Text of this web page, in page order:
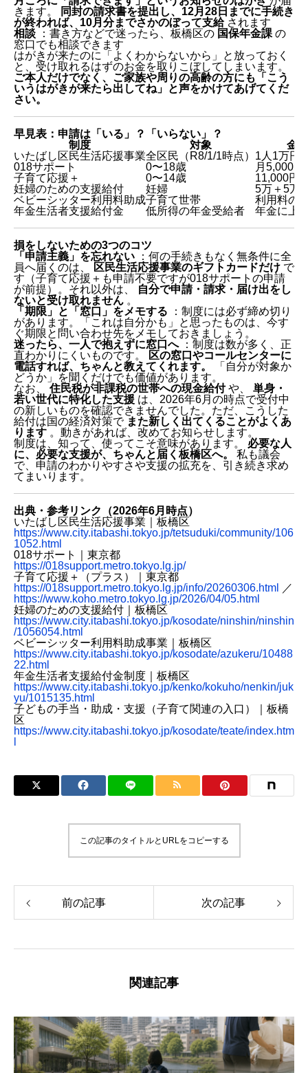
きます。
同封の請求書を提出し、12月28日までに手続き
が終われば、10月分までさかのぼって支給されます
相談 ：書き方などで迷ったら、板橋区の 国保年金課 の
窓口でも相談できます
はがきが来たのに「よくわからないから」と放っておく
と、受け取れるはずのお金を取りこぼしてしまいます。
ご本人だけでなく、ご家族や周りの高齢の方にも「こう
いうはがきが来たら出してね」と声をかけてあげてくだ
さい。
早見表：申請は「いる」？「いらない」？
制度
対象
金額
いたばし区民生活応援事業全区民（R8/1/1時点） 1人1万円
018サポート
0〜18歳
月5,000円
子育て応援＋
0〜14歳
11,000円
妊婦のための支援給付
妊婦
5万＋5万
ベビーシッター利用料助成子育て世帯
利用料の
年金生活者支援給付金
低所得の年金受給者 年金に上
損をしないための3つのコツ
「申請主義」を忘れない ：何の手続きもなく無条件に全
員へ届くのは、
区民生活応援事業のギフトカードだけ で
す（子育て応援＋も申請不要ですが018サポートの申請
が前提）。それ以外は、
自分で申請・請求・届け出をし
ないと受け取れません 。
「期限」と「窓口」をメモする ：制度には必ず締め切り
があります。「これは自分かも」と思ったものは、今す
ぐ期限と問い合わせ先をメモしておきましょう。
迷ったら、一人で抱えずに窓口へ：制度は数が多く、正
直わかりにくいものです。
区の窓口やコールセンターに
電話すれば、ちゃんと教えてくれます。
「自分が対象か
どうか」を聞くだけでも価値があります。
なお、 住民税が非課税の世帯への現金給付や、 単身・
若い世代に特化した支援 は、2026年6月の時点で受付中
の新しいものを確認できませんでした。ただ、こうした
給付は国の経済対策で また新しく出てくることがよくあ
ります 。動きがあれば、改めてお知らせします。
制度は、知って、使ってこそ意味があります。 必要な人
に、必要な支援が、ちゃんと届く板橋区へ。
私も議会
で、申請のわかりやすさや支援の拡充を、引き続き求め
てまいります。
出典・参考リンク（2026年6月時点）
いたばし区民生活応援事業｜板橋区
https://www.city.itabashi.tokyo.jp/tetsuduki/community/106
1052.html
018サポート｜東京都
https://018support.metro.tokyo.lg.jp/
子育て応援＋（プラス）｜東京都
https://018support.metro.tokyo.lg.jp/info/20260306.html
／
https://www.koho.metro.tokyo.lg.jp/2026/04/05.html
妊婦のための支援給付｜板橋区
https://www.city.itabashi.tokyo.jp/kosodate/ninshin/ninshin
/1056054.html
ベビーシッター利用料助成事業｜板橋区
https://www.city.itabashi.tokyo.jp/kosodate/azukeru/10488
22.html
年金生活者支援給付金制度｜板橋区
https://www.city.itabashi.tokyo.jp/kenko/kokuho/nenkin/juk
yu/1015135.html
子どもの手当・助成・支援（子育て関連の入口）｜板橋
区
https://www.city.itabashi.tokyo.jp/kosodate/teate/index.htm
この記事のタイトルとURLをコピーする
前の記事 次の記事
関連記事
1.【全区民が対象】1人1万円の「いたばし区民生活応
援事業」
① 東京都「018（ゼロイチハチ）サポート」
② 東京都「子育て応援＋（プラス）」
③ 板橋区「妊婦のための支援給付」
④ 板橋区「ベビーシッター利用料助成事業」
3.【高齢者の方】年金にプラスされる「年金生活者支
援給付金」
早見表：申請は「いる」？「いらない」？
損をしないための3つのコツ
出典・参考リンク（2026年6月時点）